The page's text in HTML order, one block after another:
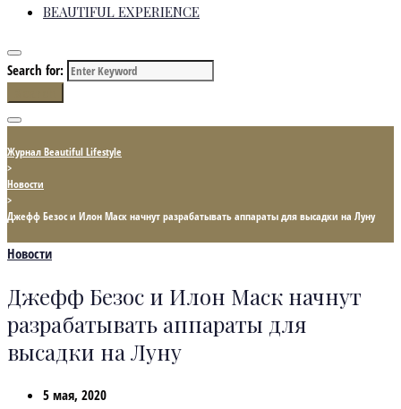
BEAUTIFUL EXPERIENCE
Search for:
Журнал Beautiful Lifestyle
>
Новости
>
Джефф Безос и Илон Маск начнут разрабатывать аппараты для высадки на Луну
Новости
Джефф Безос и Илон Маск начнут
разрабатывать аппараты для
высадки на Луну
5 мая, 2020